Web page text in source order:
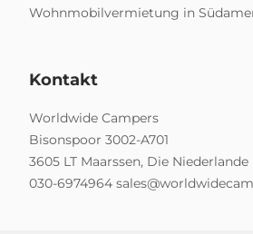
Wohnmobilvermietung in
Kontakt
Worldwide Campers
Bisonspoor 3002-A701
3605 LT Maarssen, Die Niederlande
030-6974964